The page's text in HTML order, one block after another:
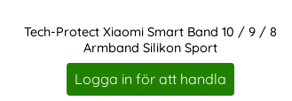
Tech-Protect Xiaomi Smart Band 10 / 9 / 8
Armband Silikon Sport
Art. nr 242965
Logga in för att handla